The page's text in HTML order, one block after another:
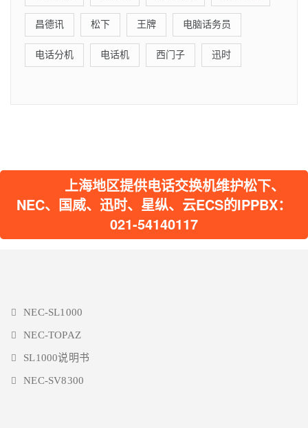
昌德讯 松下 王牌 电脑话务员
电话分机 电话机 西门子 迅时
上海地区提供电话交换机维护松下、
NEC、国威、迅时、星纵、云ECS的IPPBX：
021-54140117
NEC-SL1000
NEC-TOPAZ
SL1000说明书
NEC-SV8300